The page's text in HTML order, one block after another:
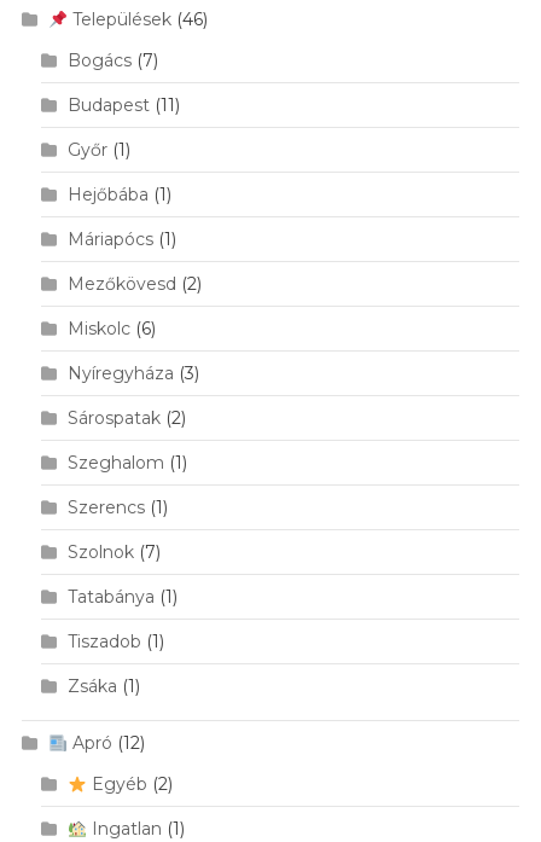
Települések(46)
Bogács(7)
Budapest(11)
Győr(1)
Hejőbába (1)
Máriapócs(1)
Mezőkövesd (2)
Miskolc(6)
Nyíregyháza (3)
Sárospatak(2)
Szeghalom (1)
Szerencs(1)
Szolnok(7)
Tatabánya (1)
Tiszadob (1)
Zsáka (1)
Apró (12)
Egyéb (2)
Ingatlan (1)